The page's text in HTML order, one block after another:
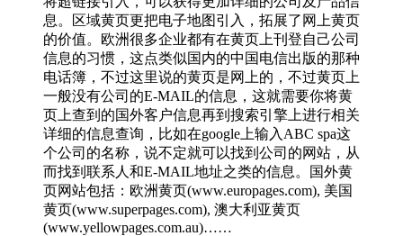
息。区域黄页更把电子地图引入，拓展了网上黄页
的价值。欧洲很多企业都有在黄页上刊登自己公司
信息的习惯，这点类似国内的中国电信出版的那种
电话簿，不过这里说的黄页是网上的，不过黄页上
一般没有公司的E-MAIL的信息，这就需要你将黄
页上查到的国外客户信息再到搜索引擎上进行相关
详细的信息查询，比如在google上输入ABC spa这
个公司的名称，说不定就可以找到公司的网站，从
而找到联系人和E-MAIL地址之类的信息。国外黄
页网站包括：欧洲黄页(www.europages.com), 美国
黄页(www.superpages.com), 澳大利亚黄页
(www.yellowpages.com.au)……